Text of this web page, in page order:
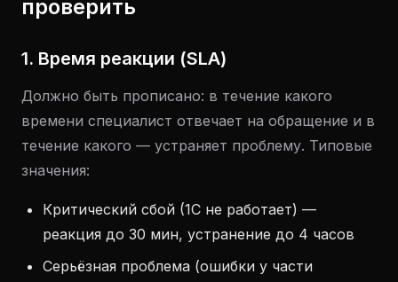
проверить
1. Время реакции (SLA)
Должно быть прописано: в течение какого
времени специалист отвечает на обращение и в
течение какого — устраняет проблему. Типовые
значения:
Критический сбой (1С не работает) —
реакция до 30 мин, устранение до 4 часов
Серьёзная проблема (ошибки у части